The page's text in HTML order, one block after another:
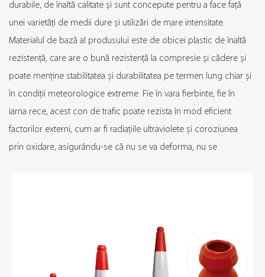
durabile, de înaltă calitate și sunt concepute pentru a face față
unei varietăți de medii dure și utilizări de mare intensitate.
Materialul de bază al produsului este de obicei plastic de înaltă
rezistență, care are o bună rezistență la compresie și cădere și
poate menține stabilitatea și durabilitatea pe termen lung chiar și
în condiții meteorologice extreme. Fie în vara fierbinte, fie în
iarna rece, acest con de trafic poate rezista în mod eficient
factorilor externi, cum ar fi radiațiile ultraviolete și coroziunea
prin oxidare, asigurându-se că nu se va deforma, nu se
evenimente de siguranță publică, poate oferi soluții flexibile și
eficiente. Partea inferioară a fiecărui con de trafic este de obicei
echipată cu bandă reflectorizantă de înaltă rezistență sau folie